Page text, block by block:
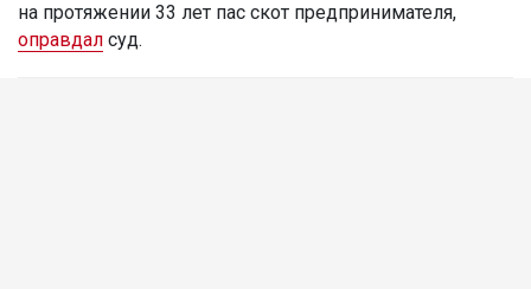
на протяжении 33 лет пас скот предпринимателя,
оправдал суд.